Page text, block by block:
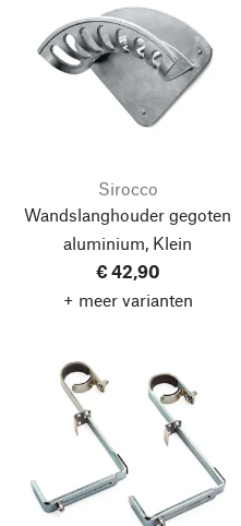
Sirocco
Wandslanghouder gegoten
aluminium, Klein
€ 42,90
+ meer varianten